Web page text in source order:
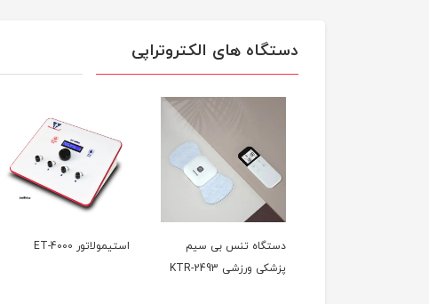
دستگاه های الکتروتراپی
دستگاه تنس بی سیم
پزشکی ورزشی KTR-2493
استیمولاتور ET-4000